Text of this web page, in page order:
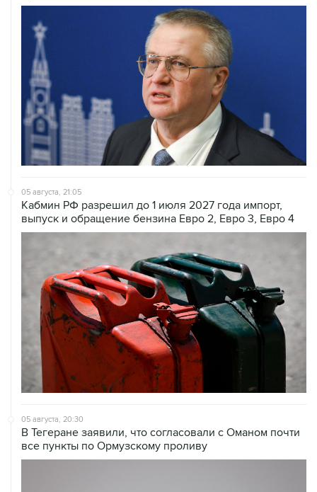
05 августа, 21:05
Кабмин РФ разрешил до 1 июля 2027 года импорт,
выпуск и обращение бензина Евро 2, Евро 3, Евро 4
05 августа, 20:30
В Тегеране заявили, что согласовали с Оманом почти
все пункты по Ормузскому проливу